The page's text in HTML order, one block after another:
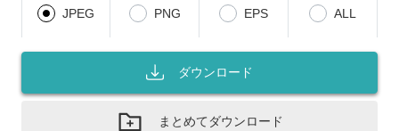
JPEG PNG EPS ALL
ダウンロード
まとめてダウンロード